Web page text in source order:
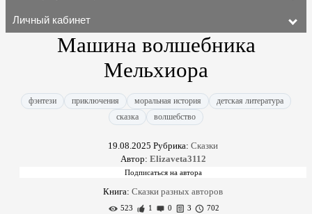
Личный кабинет
Машина волшебника
Мельхиора
фэнтези приключения моральная история
детская литература
сказка
волшебство
19.08.2025 Рубрика: Сказки
Автор: Elizaveta3112
Книга: Сказки разных авторов
523 1 0 3 702